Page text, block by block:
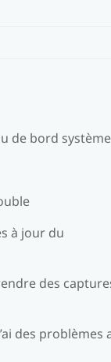
de bord système
à jour du
des
des problèmes